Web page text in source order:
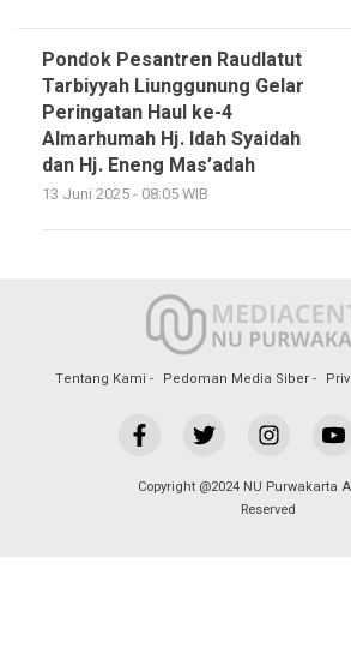
Pondok Pesantren Raudlatut
Tarbiyyah Liunggunung Gelar
Peringatan Haul ke-4
Almarhumah Hj. Idah Syaidah
dan Hj. Eneng Mas’adah
13 Juni 2025 - 08:05 WIB
Tentang Kami Pedoman Media Siber
Copyright @2024 NU Purwakarta
Reserved